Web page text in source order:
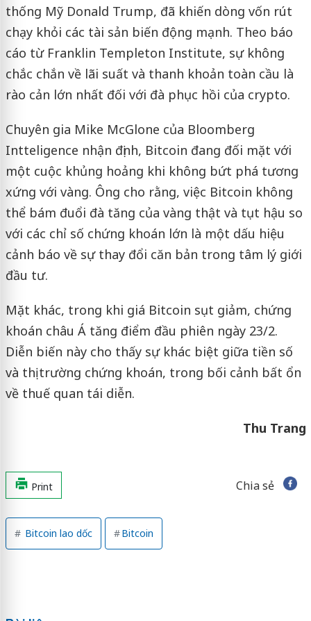
thống Mỹ Donald Trump, đã khiến dòng vốn rút
chạy khỏi các tài sản biến động mạnh. Theo báo
cáo từ Franklin Templeton Institute, sự không
chắc chắn về lãi suất và thanh khoản toàn cầu là
rào cản lớn nhất đối với đà phục hồi của crypto.
Chuyên gia Mike McGlone của Bloomberg
Intteligence nhận định, Bitcoin đang đối mặt với
một cuộc khủng hoảng khi không bứt phá tương
xứng với vàng. Ông cho rằng, việc Bitcoin không
thể bám đuổi đà tăng của vàng thật và tụt hậu so
với các chỉ số chứng khoán lớn là một dấu hiệu
cảnh báo về sự thay đổi căn bản trong tâm lý giới
đầu tư.
Mặt khác, trong khi giá Bitcoin sụt giảm, chứng
khoán châu Á tăng điểm đầu phiên ngày 23/2.
Diễn biến này cho thấy sự khác biệt giữa tiền số
và thị trường chứng khoán, trong bối cảnh bất ổn
về thuế quan tái diễn.
Thu Trang
Print Chia sẻ
Bitcoin lao dốc Bitcoin